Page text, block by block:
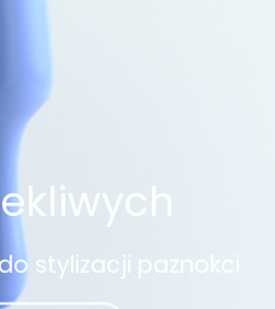
stylizacji paznokci